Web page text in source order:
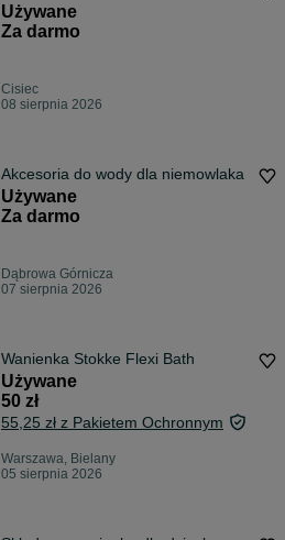
Używane
Za darmo
Cisiec
08 sierpnia 2026
Akcesoria do wody dla niemowlaka
Używane
Za darmo
Dąbrowa Górnicza
07 sierpnia 2026
Wanienka Stokke Flexi Bath
Używane
50 zł
55,25 zł z Pakietem Ochronnym
Warszawa, Bielany
05 sierpnia 2026